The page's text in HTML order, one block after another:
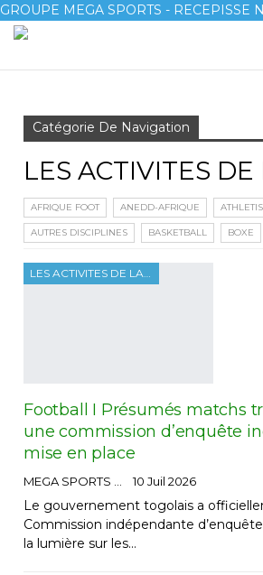
GROUPE MEGA SPORTS - RECEPISSE
2023/pl/P
Catégorie De Navigation
LES ACTIVITES
AFRIQUE FOOT ANEDD-AFRIQUE
AUTRES DISCIPLINES BASKETBALL BOXE
Football I Présumés matchs
une commission d’enquête
mise en place
10 Juil 2026
Le gouvernement togolais a
Commission indépendante
la lumière sur les…